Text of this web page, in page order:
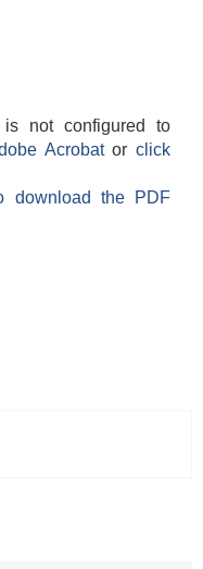
is not configured to
Acrobatorclick
download the PDF